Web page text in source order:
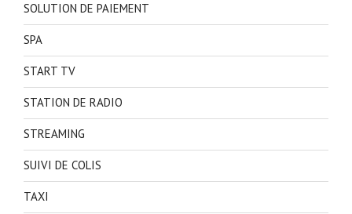
SOLUTION DE PAIEMENT
SPA
START TV
STATION DE RADIO
STREAMING
SUIVI DE COLIS
TAXI